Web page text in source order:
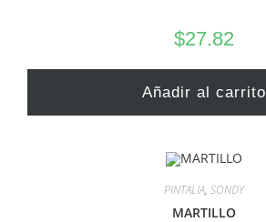
$27.82
Añadir al carrito
PINTALIA, SONDY
MARTILLO